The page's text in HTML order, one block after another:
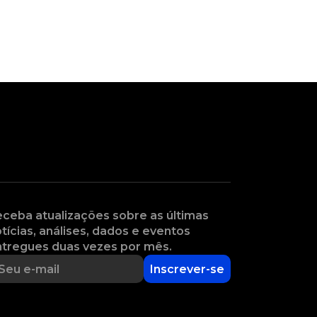
atualizações sobre as últimas
análises, dados e eventos
duas vezes por mês.
Inscrever-se